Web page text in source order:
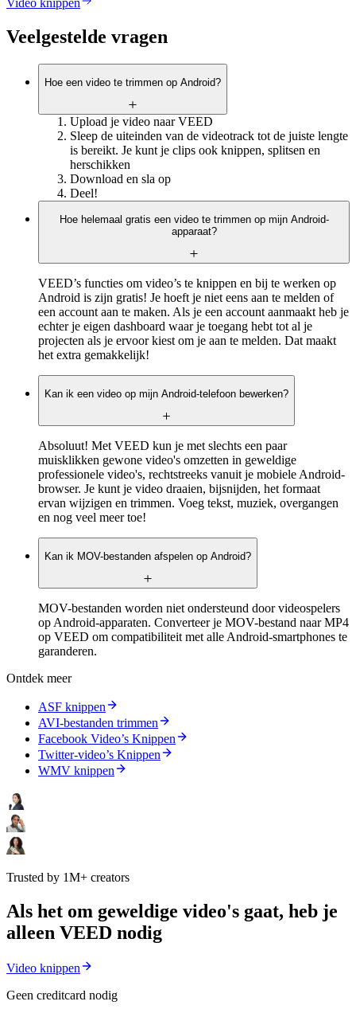
Video knippen
Veelgestelde vragen
Hoe een video te trimmen op Android?
Upload je video naar VEED
Sleep de uiteinden van de videotrack tot de juiste lengte
is bereikt. Je kunt je clips ook knippen, splitsen en
herschikken
Download en sla op
Deel!
Hoe helemaal gratis een video te trimmen op mijn Android-
apparaat?
VEED’s functies om video’s te knippen en bij te werken op
Android is zijn gratis! Je hoeft je niet eens aan te melden of
een account aan te maken. Als je een account aanmaakt heb je
echter je eigen dashboard waar je toegang hebt tot al je
projecten als je ervoor kiest om je aan te melden. Dat maakt
het extra gemakkelijk!
Kan ik een video op mijn Android-telefoon bewerken?
Absoluut! Met VEED kun je met slechts een paar
muisklikken gewone video's omzetten in geweldige
professionele video's, rechtstreeks vanuit je mobiele Android-
browser. Je kunt je video draaien, bijsnijden, het formaat
ervan wijzigen en trimmen. Voeg tekst, muziek, overgangen
en nog veel meer toe!
Kan ik MOV-bestanden afspelen op Android?
MOV-bestanden worden niet ondersteund door videospelers
op Android-apparaten. Converteer je MOV-bestand naar MP4
op VEED om compatibiliteit met alle Android-smartphones te
garanderen.
Ontdek meer
ASF knippen
AVI-bestanden trimmen
Facebook Video’s Knippen
Twitter-video’s Knippen
WMV knippen
Trusted by 1M+ creators
Als het om geweldige video's gaat, heb je
alleen VEED nodig
Video knippen
Geen creditcard nodig